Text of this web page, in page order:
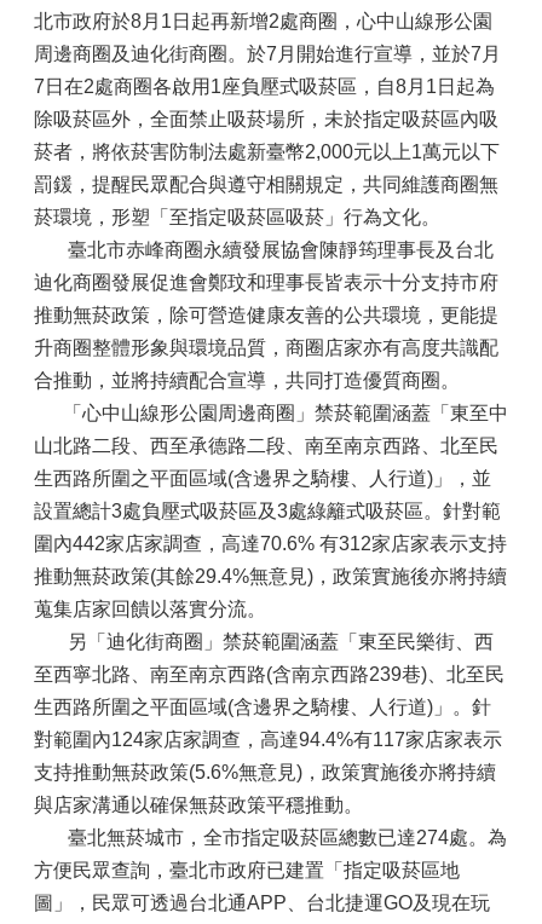
北市政府於8月1日起再新增2處商圈，心中山線形公園
周邊商圈及迪化街商圈。於7月開始進行宣導，並於7月
7日在2處商圈各啟用1座負壓式吸菸區，自8月1日起為
除吸菸區外，全面禁止吸菸場所，未於指定吸菸區內吸
菸者，將依菸害防制法處新臺幣2,000元以上1萬元以下
罰鍰，提醒民眾配合與遵守相關規定，共同維護商圈無
菸環境，形塑「至指定吸菸區吸菸」行為文化。
臺北市赤峰商圈永續發展協會陳靜筠理事長及台北
迪化商圈發展促進會鄭玟和理事長皆表示十分支持市府
推動無菸政策，除可營造健康友善的公共環境，更能提
升商圈整體形象與環境品質，商圈店家亦有高度共識配
合推動，並將持續配合宣導，共同打造優質商圈。
「心中山線形公園周邊商圈」禁菸範圍涵蓋「東至中
山北路二段、西至承德路二段、南至南京西路、北至民
生西路所圍之平面區域(含邊界之騎樓、人行道)」，並
設置總計3處負壓式吸菸區及3處綠籬式吸菸區。針對範
圍內442家店家調查，高達70.6% 有312家店家表示支持
推動無菸政策(其餘29.4%無意見)，政策實施後亦將持續
蒐集店家回饋以落實分流。
另「迪化街商圈」禁菸範圍涵蓋「東至民樂街、西
至西寧北路、南至南京西路(含南京西路239巷)、北至民
生西路所圍之平面區域(含邊界之騎樓、人行道)」。針
對範圍內124家店家調查，高達94.4%有117家店家表示
支持推動無菸政策(5.6%無意見)，政策實施後亦將持續
與店家溝通以確保無菸政策平穩推動。
臺北無菸城市，全市指定吸菸區總數已達274處。為
方便民眾查詢，臺北市政府已建置「指定吸菸區地
圖」，民眾可透過台北通APP、台北捷運GO及現在玩